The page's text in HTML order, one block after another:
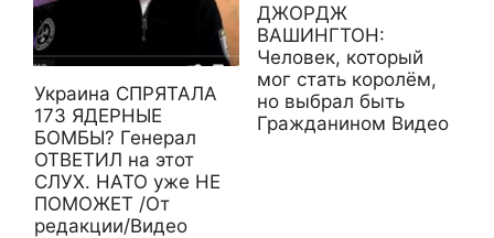
Украина СПРЯТАЛА
173 ЯДЕРНЫЕ
БОМБЫ? Генерал
ОТВЕТИЛ на этот
СЛУХ. НАТО уже НЕ
ПОМОЖЕТ /От
редакции/Видео
ДЖОРДЖ
ВАШИНГТОН:
Человек, который
мог стать королём,
но выбрал быть
Гражданином Видео